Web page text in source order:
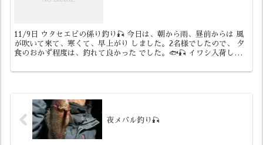
11/9日 ウタセエビの係り釣り🎣 今日は、朝から雨、昼前からは 風
が吹いて来て、寒くて、早上がり しました。2名様でしたので、 夕
食のおかず程度は、釣れて良かった でした。🐟🎣 イワシ入荷しま
夜メバル釣り🎣